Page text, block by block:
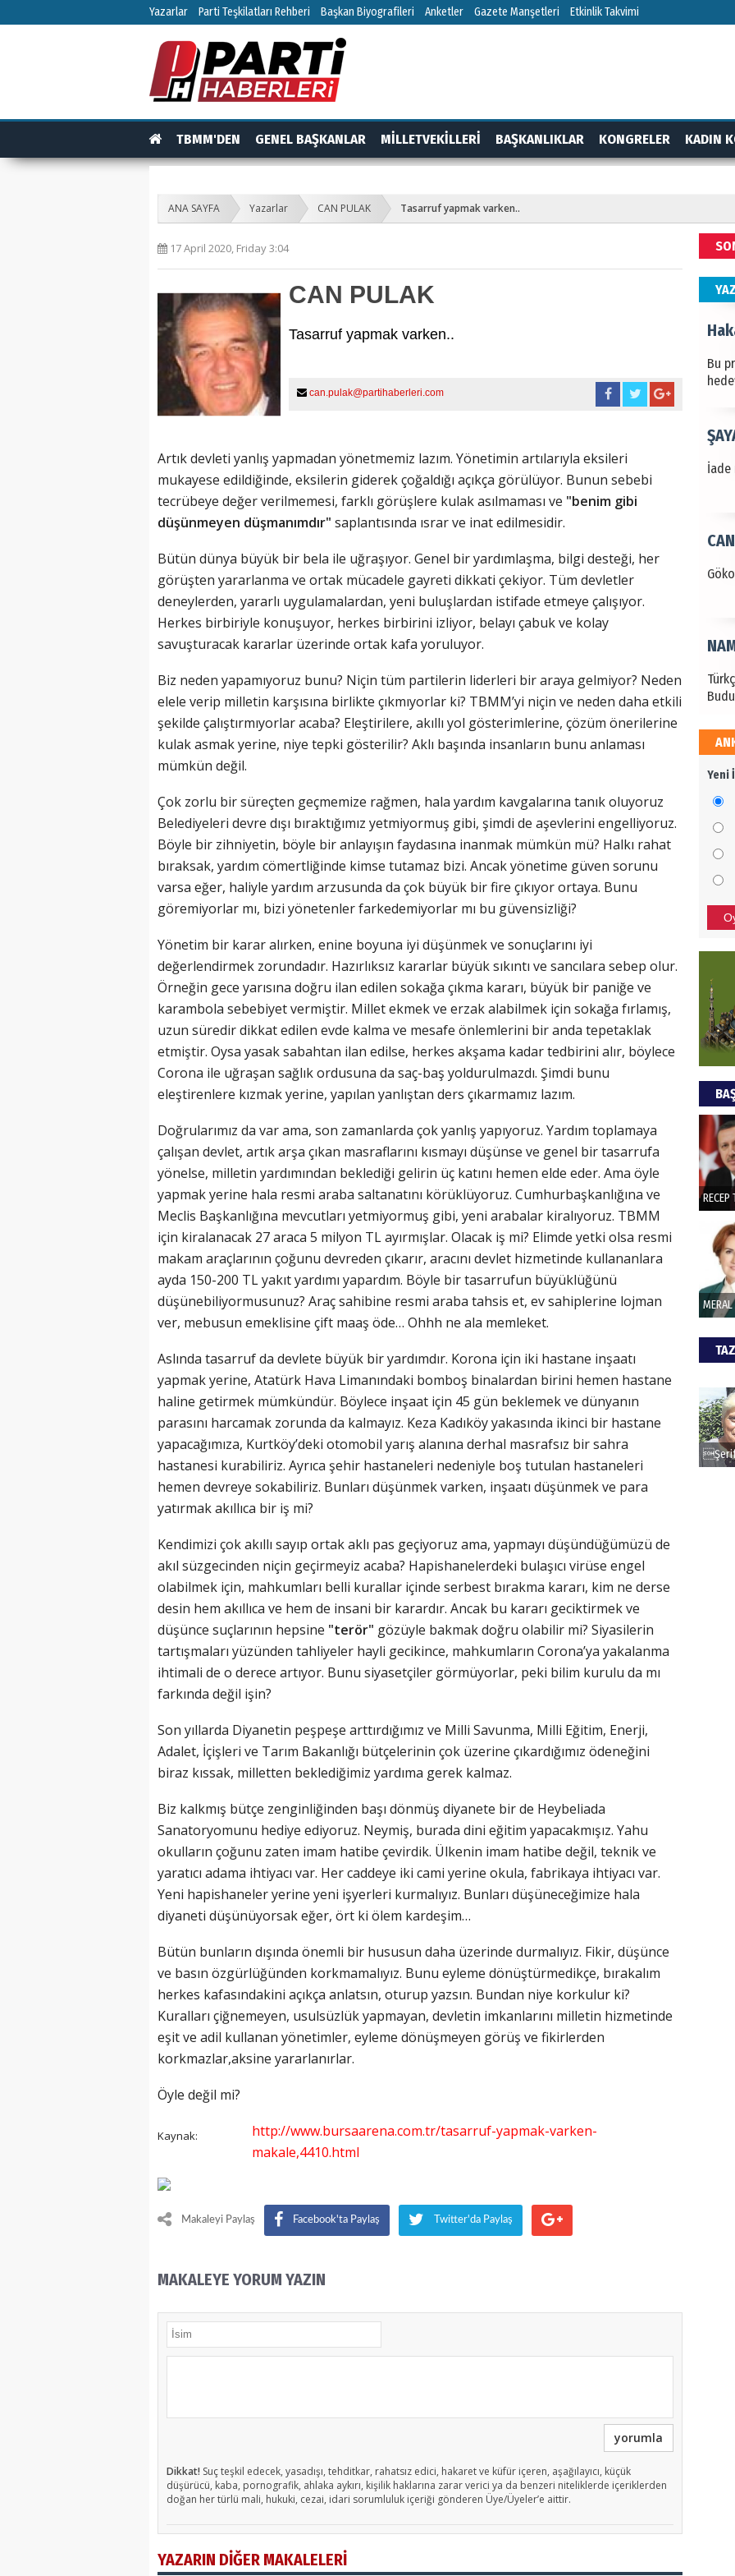
Yazarlar Parti Teşkilatları Rehberi Başkan Biyografileri Anketler Gazete Manşetleri Etkinlik Takvimi
TBMM'DEN GENEL BAŞKANLAR MİLLETVEKİLLERİ BAŞKANLIKLAR KONGRELER KADIN
ANA SAYFA Yazarlar CAN PULAK Tasarruf yapmak varken..
17 April 2020, Friday 3:04
CAN PULAK
Tasarruf yapmak varken..
can.pulak@partihaberleri.com
Artık devleti yanlış yapmadan yönetmemiz lazım. Yönetimin artılarıyla eksileri
mukayese edildiğinde, eksilerin giderek çoğaldığı açıkça görülüyor. Bunun sebebi
tecrübeye değer verilmemesi, farklı görüşlere kulak asılmaması ve "benim gibi
düşünmeyen düşmanımdır" saplantısında ısrar ve inat edilmesidir.
Bütün dünya büyük bir bela ile uğraşıyor. Genel bir yardımlaşma, bilgi desteği, her
görüşten yararlanma ve ortak mücadele gayreti dikkati çekiyor. Tüm devletler
deneylerden, yararlı uygulamalardan, yeni buluşlardan istifade etmeye çalışıyor.
Herkes birbiriyle konuşuyor, herkes birbirini izliyor, belayı çabuk ve kolay
savuşturacak kararlar üzerinde ortak kafa yoruluyor.
Biz neden yapamıyoruz bunu? Niçin tüm partilerin liderleri bir araya gelmiyor? Neden
elele verip milletin karşısına birlikte çıkmıyorlar ki? TBMM’yi niçin ve neden daha etkili
şekilde çalıştırmıyorlar acaba? Eleştirilere, akıllı yol gösterimlerine, çözüm önerilerine
kulak asmak yerine, niye tepki gösterilir? Aklı başında insanların bunu anlaması
mümkün değil.
Çok zorlu bir süreçten geçmemize rağmen, hala yardım kavgalarına tanık oluyoruz
Belediyeleri devre dışı bıraktığımız yetmiyormuş gibi, şimdi de aşevlerini engelliyoruz.
Böyle bir zihniyetin, böyle bir anlayışın faydasına inanmak mümkün mü? Halkı rahat
bıraksak, yardım cömertliğinde kimse tutamaz bizi. Ancak yönetime güven sorunu
varsa eğer, haliyle yardım arzusunda da çok büyük bir fire çıkıyor ortaya. Bunu
göremiyorlar mı, bizi yönetenler farkedemiyorlar mı bu güvensizliği?
Yönetim bir karar alırken, enine boyuna iyi düşünmek ve sonuçlarını iyi
değerlendirmek zorundadır. Hazırlıksız kararlar büyük sıkıntı ve sancılara sebep olur.
Örneğin gece yarısına doğru ilan edilen sokağa çıkma kararı, büyük bir paniğe ve
karambola sebebiyet vermiştir. Millet ekmek ve erzak alabilmek için sokağa fırlamış,
uzun süredir dikkat edilen evde kalma ve mesafe önlemlerini bir anda tepetaklak
etmiştir. Oysa yasak sabahtan ilan edilse, herkes akşama kadar tedbirini alır, böylece
Corona ile uğraşan sağlık ordusuna da saç-baş yoldurulmazdı. Şimdi bunu
eleştirenlere kızmak yerine, yapılan yanlıştan ders çıkarmamız lazım.
Doğrularımız da var ama, son zamanlarda çok yanlış yapıyoruz. Yardım toplamaya
çalışan devlet, artık arşa çıkan masraflarını kısmayı düşünse ve genel bir tasarrufa
yönelse, milletin yardımından beklediği gelirin üç katını hemen elde eder. Ama öyle
yapmak yerine hala resmi araba saltanatını körüklüyoruz. Cumhurbaşkanlığına ve
Meclis Başkanlığına mevcutları yetmiyormuş gibi, yeni arabalar kiralıyoruz. TBMM
için kiralanacak 27 araca 5 milyon TL ayırmışlar. Olacak iş mi? Elimde yetki olsa resmi
makam araçlarının çoğunu devreden çıkarır, aracını devlet hizmetinde kullananlara
ayda 150-200 TL yakıt yardımı yapardım. Böyle bir tasarrufun büyüklüğünü
düşünebiliyormusunuz? Araç sahibine resmi araba tahsis et, ev sahiplerine lojman
ver, mebusun emeklisine çift maaş öde… Ohhh ne ala memleket.
Aslında tasarruf da devlete büyük bir yardımdır. Korona için iki hastane inşaatı
yapmak yerine, Atatürk Hava Limanındaki bomboş binalardan birini hemen hastane
haline getirmek mümkündür. Böylece inşaat için 45 gün beklemek ve dünyanın
parasını harcamak zorunda da kalmayız. Keza Kadıköy yakasında ikinci bir hastane
yapacağımıza, Kurtköy’deki otomobil yarış alanına derhal masrafsız bir sahra
hastanesi kurabiliriz. Ayrıca şehir hastaneleri nedeniyle boş tutulan hastaneleri
hemen devreye sokabiliriz. Bunları düşünmek varken, inşaatı düşünmek ve para
yatırmak akıllıca bir iş mi?
Kendimizi çok akıllı sayıp ortak aklı pas geçiyoruz ama, yapmayı düşündüğümüzü de
akıl süzgecinden niçin geçirmeyiz acaba? Hapishanelerdeki bulaşıcı virüse engel
olabilmek için, mahkumları belli kurallar içinde serbest bırakma kararı, kim ne derse
desin hem akıllıca ve hem de insani bir karardır. Ancak bu kararı geciktirmek ve
düşünce suçlarının hepsine "terör" gözüyle bakmak doğru olabilir mi? Siyasilerin
tartışmaları yüzünden tahliyeler hayli gecikince, mahkumların Corona’ya yakalanma
ihtimali de o derece artıyor. Bunu siyasetçiler görmüyorlar, peki bilim kurulu da mı
farkında değil işin?
Son yıllarda Diyanetin peşpeşe arttırdığımız ve Milli Savunma, Milli Eğitim, Enerji,
Adalet, İçişleri ve Tarım Bakanlığı bütçelerinin çok üzerine çıkardığımız ödeneğini
biraz kıssak, milletten beklediğimiz yardıma gerek kalmaz.
Biz kalkmış bütçe zenginliğinden başı dönmüş diyanete bir de Heybeliada
Sanatoryomunu hediye ediyoruz. Neymiş, burada dini eğitim yapacakmışız. Yahu
okulların çoğunu zaten imam hatibe çevirdik. Ülkenin imam hatibe değil, teknik ve
yaratıcı adama ihtiyacı var. Her caddeye iki cami yerine okula, fabrikaya ihtiyacı var.
Yeni hapishaneler yerine yeni işyerleri kurmalıyız. Bunları düşüneceğimize hala
diyaneti düşünüyorsak eğer, ört ki ölem kardeşim…
Bütün bunların dışında önemli bir hususun daha üzerinde durmalıyız. Fikir, düşünce
ve basın özgürlüğünden korkmamalıyız. Bunu eyleme dönüştürmedikçe, bırakalım
herkes kafasındakini açıkça anlatsın, oturup yazsın. Bundan niye korkulur ki?
Kuralları çiğnemeyen, usulsüzlük yapmayan, devletin imkanlarını milletin hizmetinde
eşit ve adil kullanan yönetimler, eyleme dönüşmeyen görüş ve fikirlerden
korkmazlar,aksine yararlanırlar.
Öyle değil mi?
Kaynak:
http://www.bursaarena.com.tr/tasarruf-yapmak-varken-
makale,4410.html
Makaleyi Paylaş Facebook'ta Paylaş Twitter'da Paylaş
MAKALEYE YORUM YAZIN
yorumla
Dikkat! Suç teşkil edecek, yasadışı, tehditkar, rahatsız edici, hakaret ve küfür içeren, aşağılayıcı, küçük
düşürücü, kaba, pornografik, ahlaka aykırı, kişilik haklarına zarar verici ya da benzeri niteliklerde içeriklerden
doğan her türlü mali, hukuki, cezai, idari sorumluluk içeriği gönderen Üye/Üyeler’e aittir.
YAZARIN DİĞER MAKALELERİ
ALİ
Bu
İade
Bu
İade
Yeni